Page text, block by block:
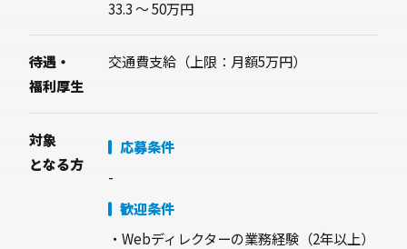
33.3 〜 50万円
待遇・
福利厚生
交通費支給（上限：月額5万円）
対象
となる方
応募条件
-
歓迎条件
・Webディレクターの業務経験（2年以上）